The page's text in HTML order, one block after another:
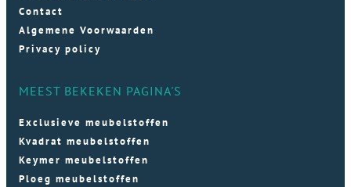
Contact
Algemene Voorwaarden
Privacy policy
MEEST BEKEKEN PAGINA'S
Exclusieve meubelstoffen
Kvadrat meubelstoffen
Keymer meubelstoffen
Ploeg meubelstoffen